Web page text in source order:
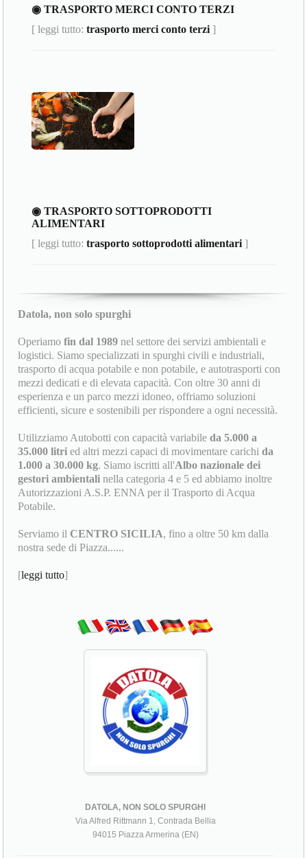
◉ TRASPORTO MERCI CONTO TERZI
[ leggi tutto:trasporto merci conto terzi ]
◉ TRASPORTO SOTTOPRODOTTI
ALIMENTARI
[ leggi tutto:trasporto sottoprodotti alimentari ]
Datola, non solo spurghi
Operiamofin dal 1989 nel settore dei servizi ambientali e
logistici. Siamo specializzati in spurghi civili e industriali,
trasporto di acqua potabile e non potabile, e autotrasporti con
mezzi dedicati e di elevata capacità. Con oltre 30 anni di
esperienza e un parco mezzi idoneo, offriamo soluzioni
efficienti, sicure e sostenibili per rispondere a ogni necessità.
Utilizziamo Autobotti con capacità variabileda 5.000 a
35.000 litri ed altri mezzi capaci di movimentare carichida
1.000 a 30.000 kg. Siamo iscritti all'Albo nazionale dei
gestori ambientali nella categoria 4 e 5 ed abbiamo inoltre
Autorizzazioni A.S.P. ENNA per il Trasporto di Acqua
Potabile.
Serviamo il CENTRO SICILIA, fino a oltre 50 km dalla
nostra sede di Piazza......
[leggi tutto]
DATOLA, NON SOLO SPURGHI
Via Alfred Rittmann 1, Contrada Bellia
94015 Piazza Armerina (EN)